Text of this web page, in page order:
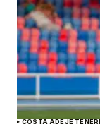
COSTA ADEJE